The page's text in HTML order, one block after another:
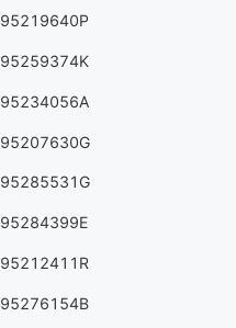
95219640P
95259374K
95234056A
95207630G
95285531G
95284399E
95212411R
95276154B